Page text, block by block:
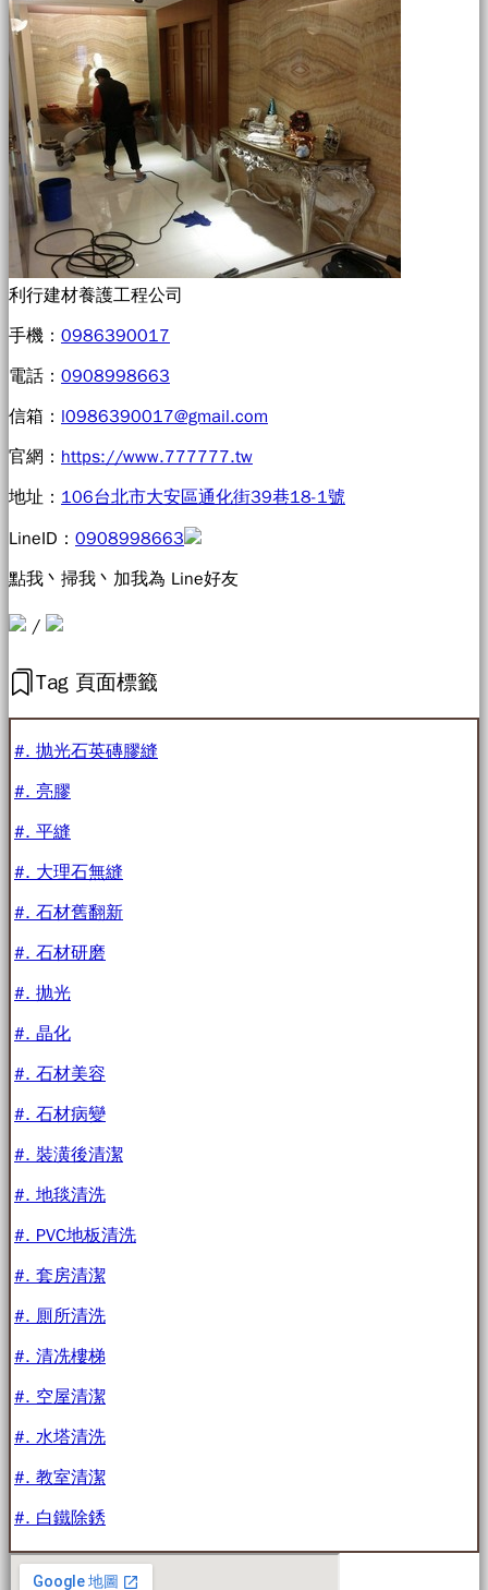
利行建材養護工程公司
手機： 0986390017
電話： 0908998663
信箱： l0986390017@gmail.com
官網： https://www.777777.tw
地址： 106台北市大安區通化街39巷18-1號
LineID： 0908998663
點我丶掃我丶加我為 Line好友
/
Tag 頁面標籤
#. 抛光石英磚膠縫
#. 亮膠
#. 平縫
#. 大理石無縫
#. 石材舊翻新
#. 石材研磨
#. 抛光
#. 晶化
#. 石材美容
#. 石材病變
#. 裝潢後清潔
#. 地毯清洗
#. PVC地板清洗
#. 套房清潔
#. 厠所清洗
#. 清冼樓梯
#. 空屋清潔
#. 水塔清洗
#. 教室清潔
#. 白鐵除銹